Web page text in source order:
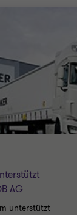
AG
unterstützt